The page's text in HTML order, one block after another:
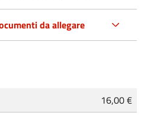
da allegare
16,00 €